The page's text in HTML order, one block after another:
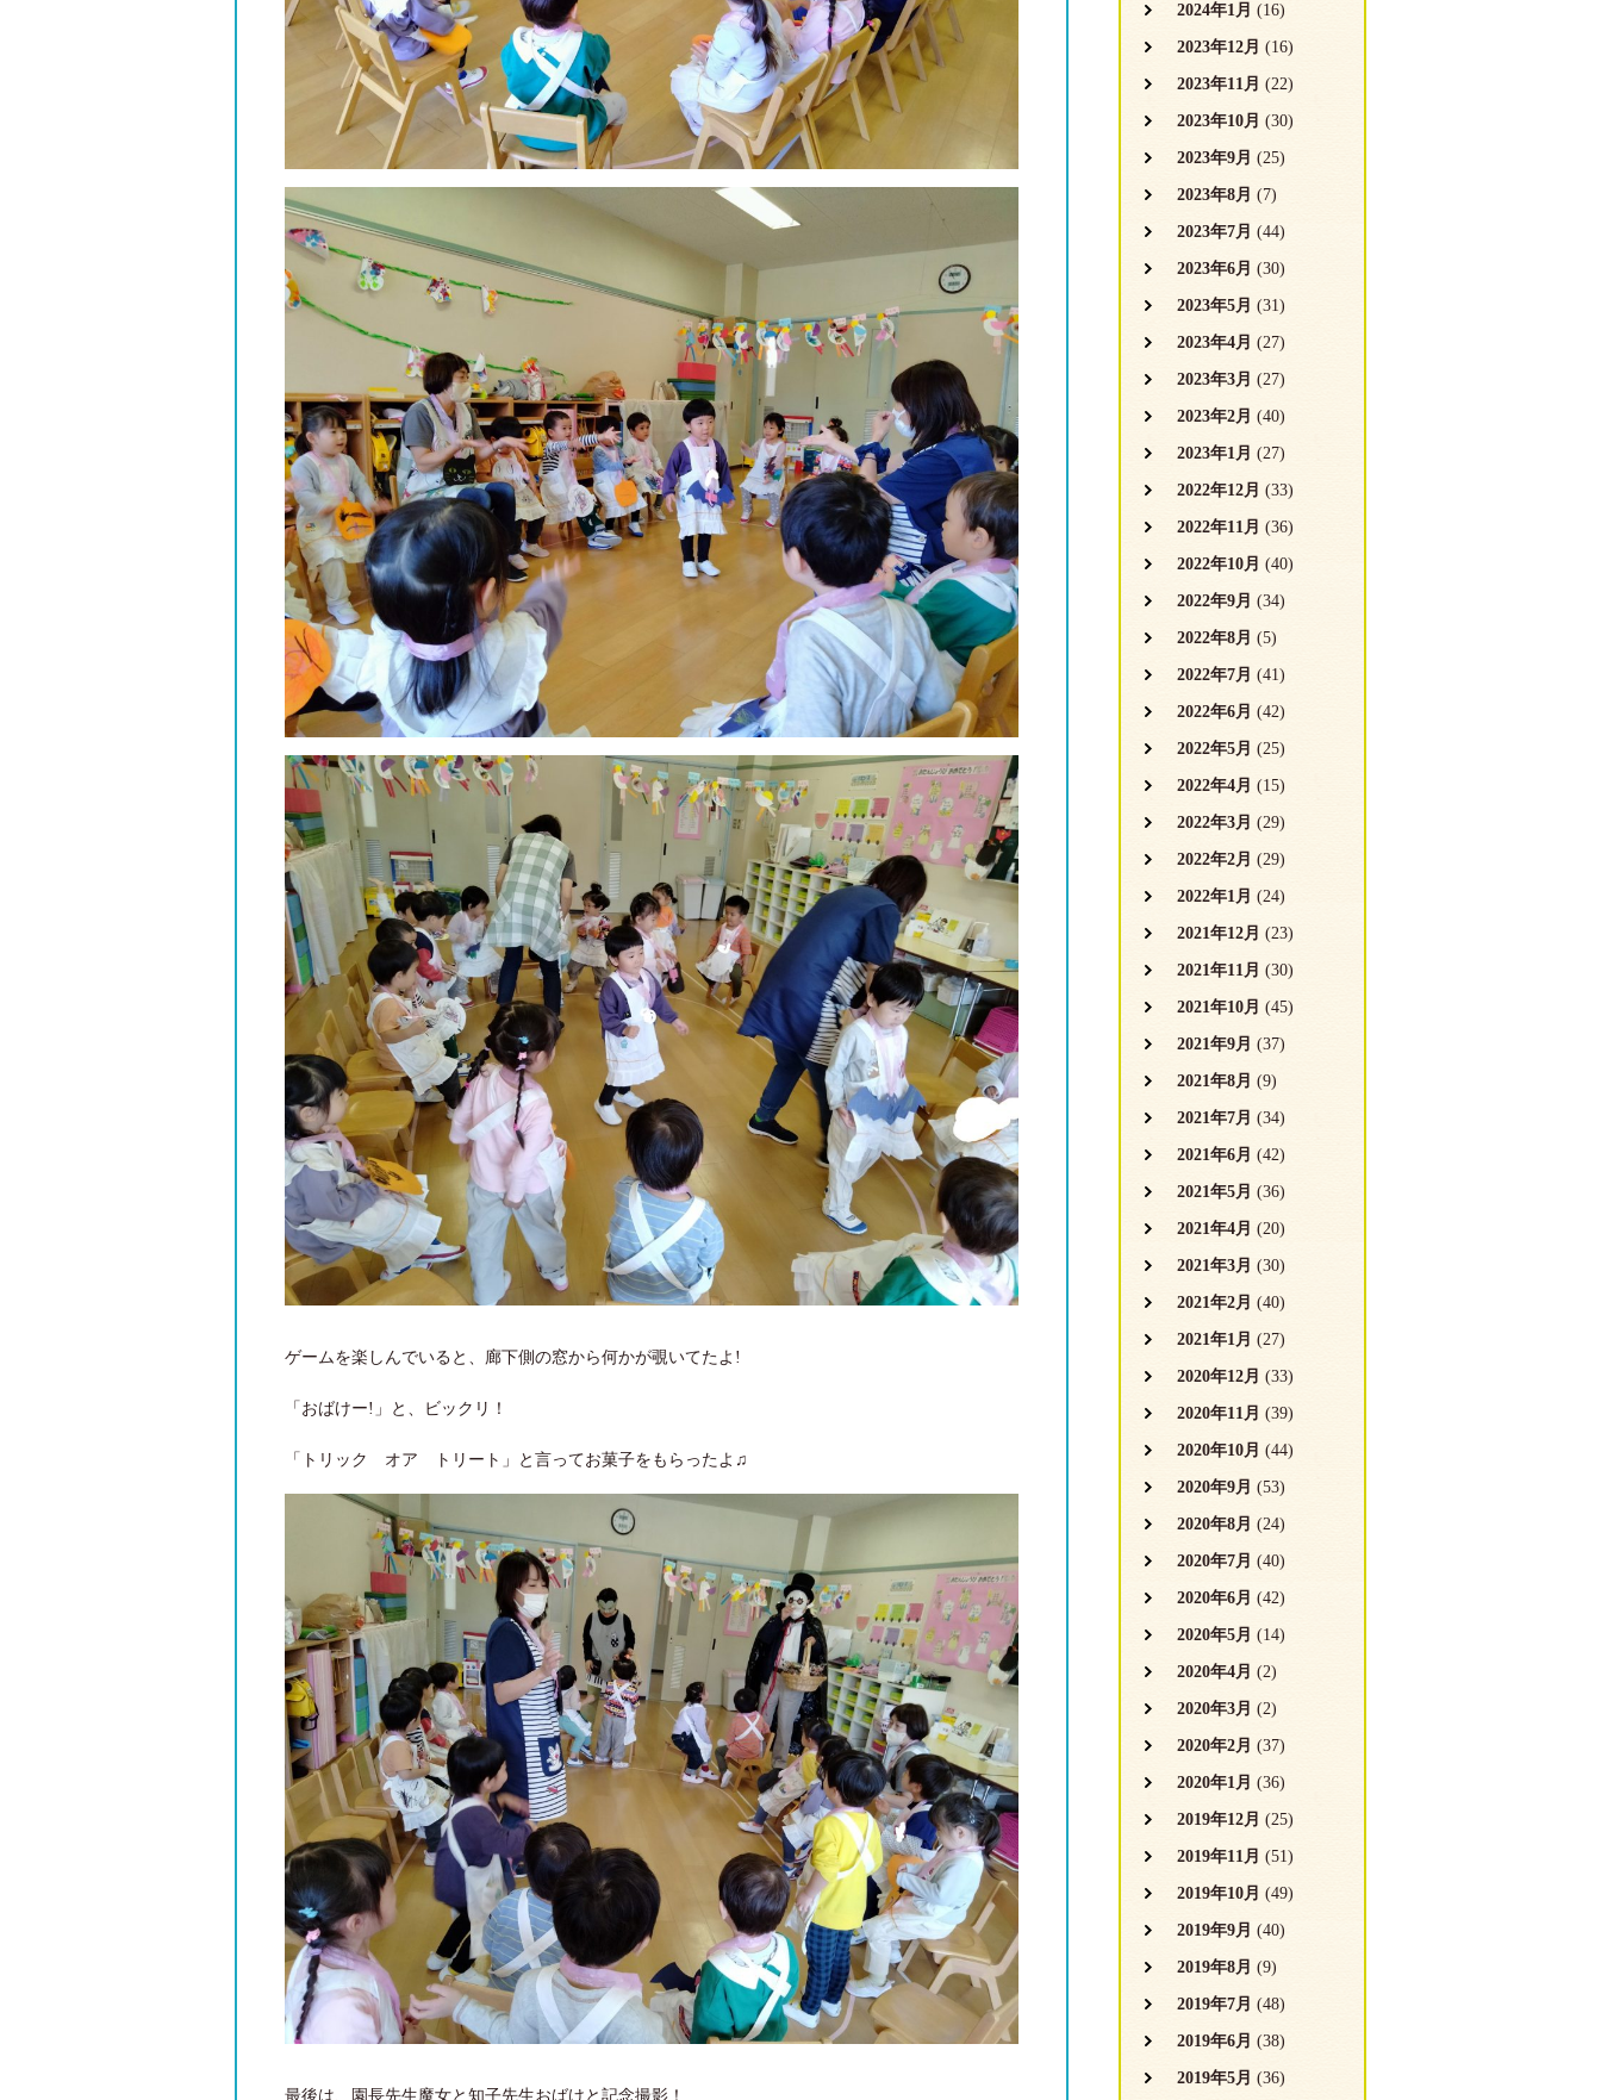
ゲームを楽しんでいると、廊下側の窓から何かが覗いてたよ!
「おばけー!」と、ビックリ！
「トリック オア トリート」と言ってお菓子をもらったよ♫
最後は、園長先生魔女と知子先生おばけと記念撮影！
2024年1月 (16)
2023年12月 (16)
2023年11月 (22)
2023年10月 (30)
2023年9月 (25)
2023年8月 (7)
2023年7月 (44)
2023年6月 (30)
2023年5月 (31)
2023年4月 (27)
2023年3月 (27)
2023年2月 (40)
2023年1月 (27)
2022年12月 (33)
2022年11月 (36)
2022年10月 (40)
2022年9月 (34)
2022年8月 (5)
2022年7月 (41)
2022年6月 (42)
2022年5月 (25)
2022年4月 (15)
2022年3月 (29)
2022年2月 (29)
2022年1月 (24)
2021年12月 (23)
2021年11月 (30)
2021年10月 (45)
2021年9月 (37)
2021年8月 (9)
2021年7月 (34)
2021年6月 (42)
2021年5月 (36)
2021年4月 (20)
2021年3月 (30)
2021年2月 (40)
2021年1月 (27)
2020年12月 (33)
2020年11月 (39)
2020年10月 (44)
2020年9月 (53)
2020年8月 (24)
2020年7月 (40)
2020年6月 (42)
2020年5月 (14)
2020年4月 (2)
2020年3月 (2)
2020年2月 (37)
2020年1月 (36)
2019年12月 (25)
2019年11月 (51)
2019年10月 (49)
2019年9月 (40)
2019年8月 (9)
2019年7月 (48)
2019年6月 (38)
2019年5月 (36)